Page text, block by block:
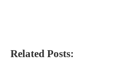
Related Posts: